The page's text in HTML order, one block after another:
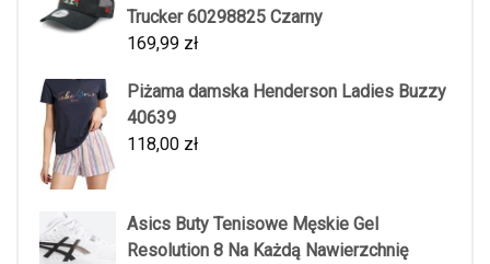
Trucker 60298825 Czarny
169,99 zł
Piżama damska Henderson Ladies Buzzy
40639
118,00 zł
Asics Buty Tenisowe Męskie Gel
Resolution 8 Na Każdą Nawierzchnię